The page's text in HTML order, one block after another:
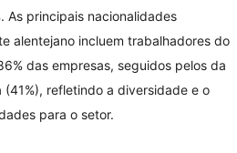
As principais nacionalidades
alentejano incluem trabalhadores do
das empresas, seguidos pelos da
(41%), refletindo a diversidade e o
para o setor.